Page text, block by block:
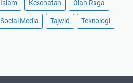
Islam Kesehatan Olah Raga
Social Media Tajwid Teknologi